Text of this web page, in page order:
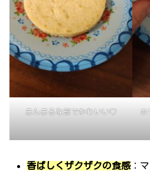
まんまるな形でかわいい♡
ホ
香ばしくザクザクの食感：